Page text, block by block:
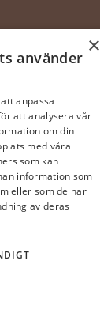
×
använder
anpassa
att analysera vår
om din
med våra
som kan
information som
eller som de har
av deras